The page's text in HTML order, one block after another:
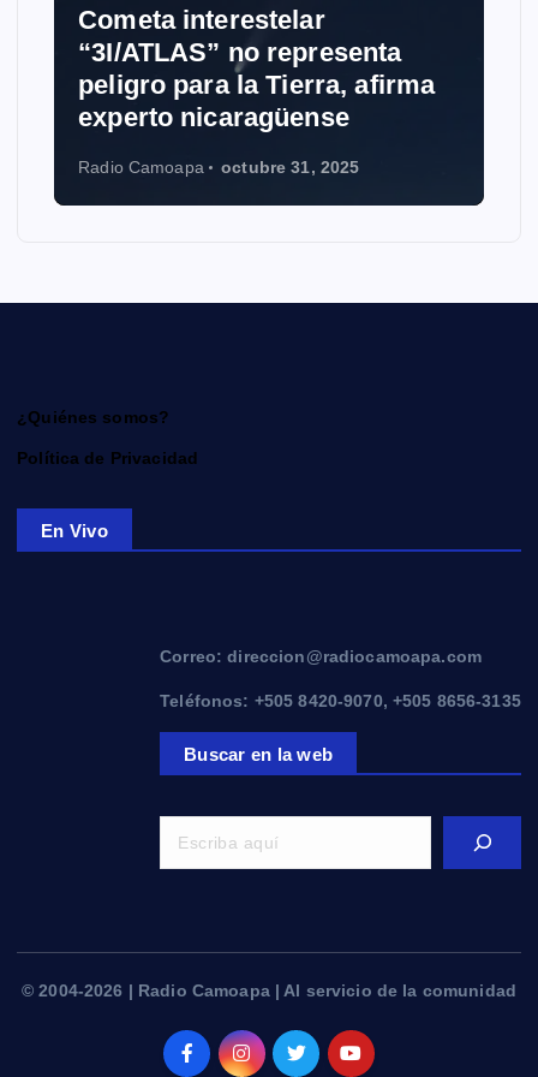
interestelar
ATLAS” no representa
para la Tierra, afirma
nicaragüense
Camoapa octubre 31, 2025
¿Quiénes somos?
Política de Privacidad
En Vivo
Correo: direccion@radiocamoapa.com
Teléfonos: +505 8420-9070, +505 8656-3135
Buscar en la web
© 2004-2026 | Radio Camoapa | Al servicio de la comunidad